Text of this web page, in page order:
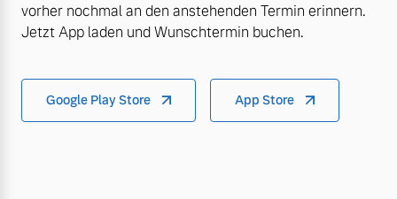
vorher nochmal an den anstehenden Termin erinnern.
Jetzt App laden und Wunschtermin buchen.
Google Play Store App Store